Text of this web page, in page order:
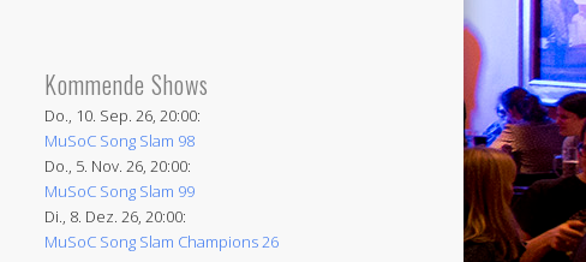
Kommende Shows
Do., 10. Sep. 26, 20:00:
MuSoC Song Slam 98
Do., 5. Nov. 26, 20:00:
MuSoC Song Slam 99
Di., 8. Dez. 26, 20:00:
MuSoC Song Slam Champions 26